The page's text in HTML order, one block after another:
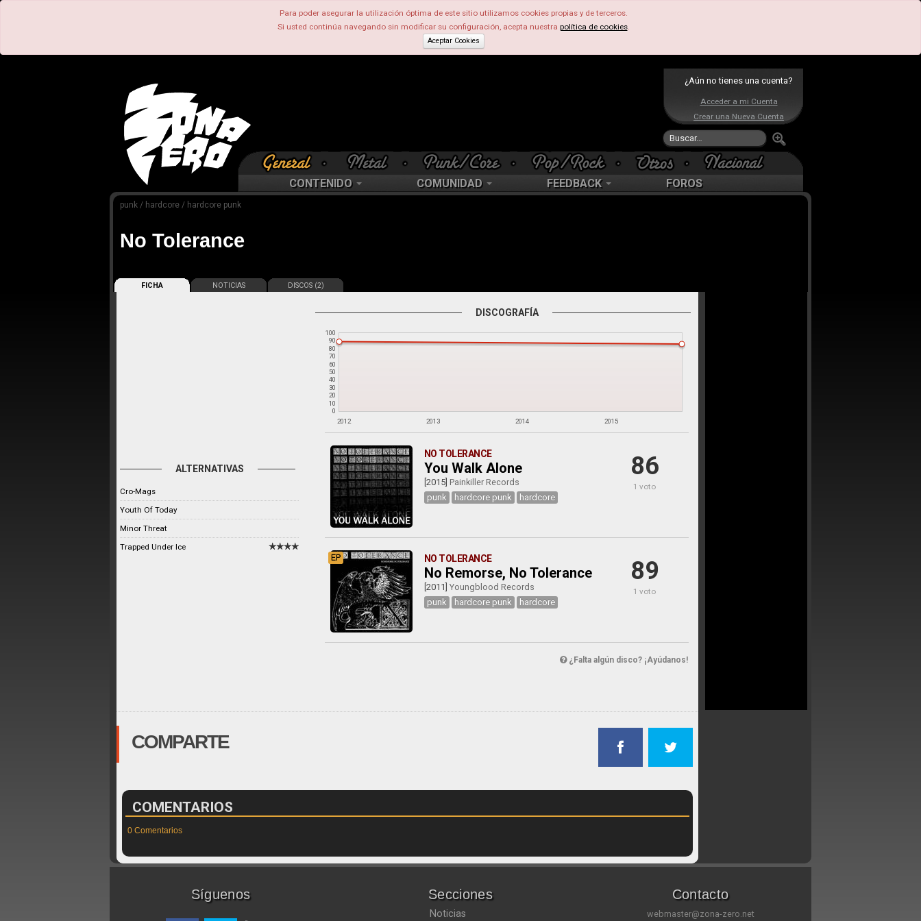
Para poder asegurar la utilización óptima de este sitio utilizamos cookies propias y de terceros.
Si usted continúa navegando sin modificar su configuración, acepta nuestra política de cookies.
Aceptar Cookies
¿Aún no tienes una cuenta?
Acceder a mi Cuenta
Crear una Nueva Cuenta
CONTENIDO COMUNIDAD FEEDBACK FOROS
punk / hardcore / hardcore punk
No Tolerance
FICHA NOTICIAS DISCOS (2)
ALTERNATIVAS
Cro-Mags
Youth Of Today
Minor Threat
Trapped Under Ice
DISCOGRAFÍA
2012 2013 2014 2015
0
10
20
30
40
50
60
70
80
90
100
NO TOLERANCE
You Walk Alone
[2015] Painkiller Records
punk
hardcore punk hardcore
86
1 voto
EP NO TOLERANCE
No Remorse, No Tolerance
[2011] Youngblood Records
punk
hardcore punk hardcore
89
1 voto
¿Falta algún disco? ¡Ayúdanos!
COMPARTE
COMENTARIOS
0 Comentarios
Síguenos Secciones
Noticias
Contacto
webmaster@zona-zero.net